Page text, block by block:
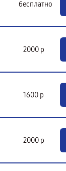
бесплатно
2000 р
1600 р
2000 р